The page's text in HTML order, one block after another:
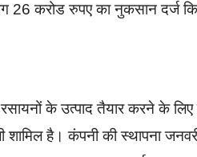
26 करोड रुपए का नुकसान दर्ज
रसायनों के उत्पाद तैयार करने के
शामिल है। कंपनी की स्थापना